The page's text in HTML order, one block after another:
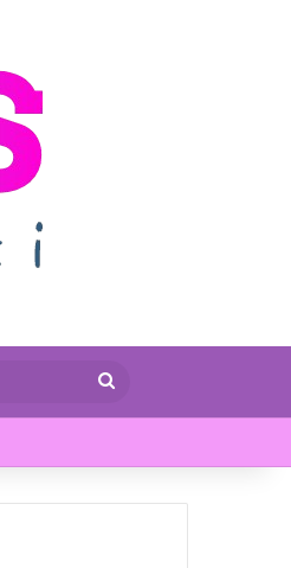
Caută
pe
infopres